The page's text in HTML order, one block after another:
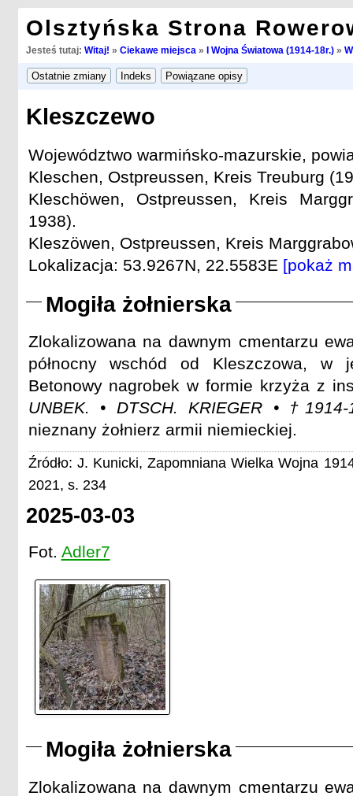
Olsztyńska Strona
Jesteś tutaj: Witaj! » Ciekawe miejsca » I Wojna Światowa (1914-18r.)»
Kleszczewo
Województwo warmińsko-mazurskie,
Kleschen, Ostpreussen, Kreis Treuburg
Kleschöwen, Ostpreussen, Kreis
1938).
Kleszöwen, Ostpreussen, Kreis
Lokalizacja: 53.9267N, 22.5583E [pokaż
Mogiła żołnierska
Zlokalizowana na dawnym cmentarzu
północny wschód od Kleszczowa, w
Betonowy nagrobek w formie krzyża z
UNBEK. • DTSCH. KRIEGER • †1914-
nieznany żołnierz armii niemieckiej.
Źródło: J. Kunicki, Zapomniana Wielka Wojna
2021, s. 234
2025-03-03
Fot. Adler7
Mogiła żołnierska
Zlokalizowana na dawnym cmentarzu